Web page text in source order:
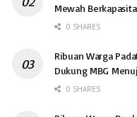
Mewah
0 SHARES
Ribuan Warga
Dukung MBG
0 SHARES